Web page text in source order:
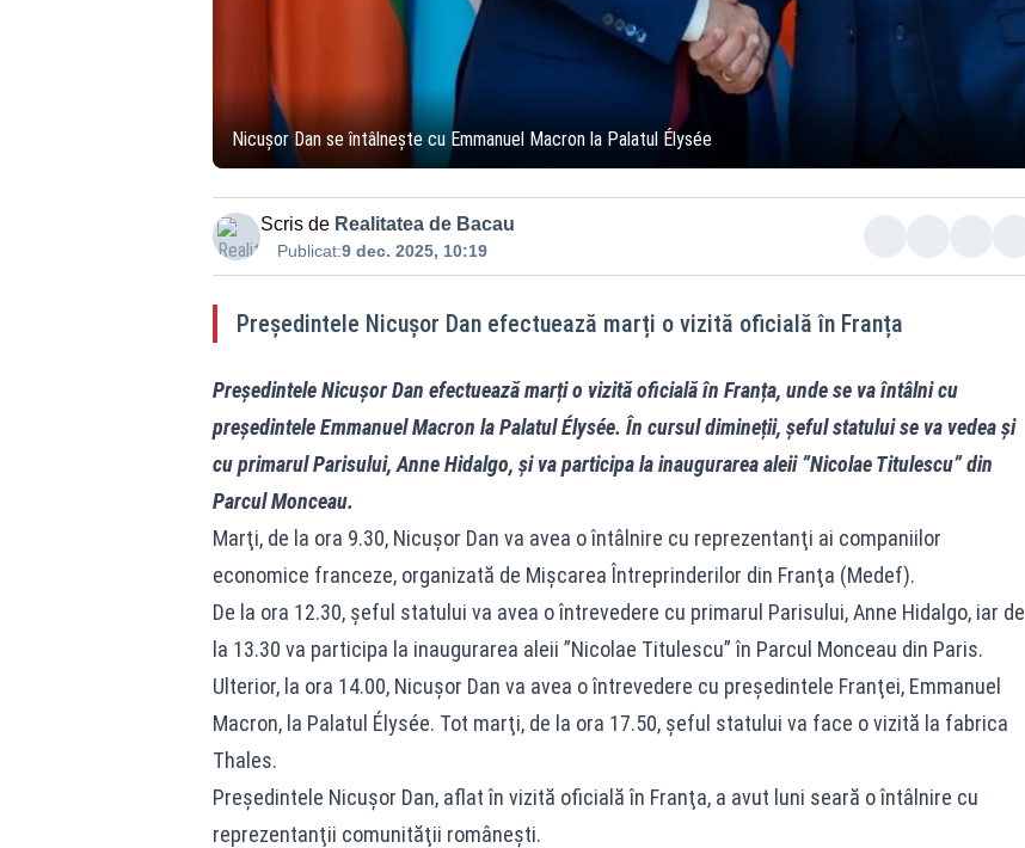
Nicușor Dan se întâlnește cu Emmanuel Macron la Palatul Élysée
Scris de Realitatea de Bacau
Publicat:9 dec. 2025, 10:19
Președintele Nicușor Dan efectuează marți o vizită oficială în Franța
Președintele Nicușor Dan efectuează marți o vizită oficială în Franța, unde se va întâlni cu
președintele Emmanuel Macron la Palatul Élysée. În cursul dimineții, șeful statului se va vedea și
cu primarul Parisului, Anne Hidalgo, și va participa la inaugurarea aleii ”Nicolae Titulescu” din
Parcul Monceau.
Marţi, de la ora 9.30, Nicuşor Dan va avea o întâlnire cu reprezentanţi ai companiilor
economice franceze, organizată de Mişcarea Întreprinderilor din Franţa (Medef).
De la ora 12.30, şeful statului va avea o întrevedere cu primarul Parisului, Anne Hidalgo, iar de
la 13.30 va participa la inaugurarea aleii ”Nicolae Titulescu” în Parcul Monceau din Paris.
Ulterior, la ora 14.00, Nicuşor Dan va avea o întrevedere cu preşedintele Franţei, Emmanuel
Macron, la Palatul Élysée. Tot marţi, de la ora 17.50, şeful statului va face o vizită la fabrica
Thales.
Preşedintele Nicuşor Dan, aflat în vizită oficială în Franţa, a avut luni seară o întâlnire cu
reprezentanţii comunităţii româneşti.